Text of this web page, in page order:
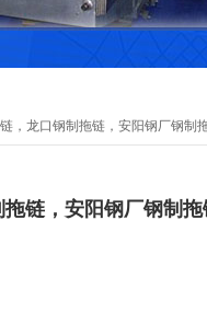
，龙口钢制拖链，安阳钢厂钢制
链，安阳钢厂钢制